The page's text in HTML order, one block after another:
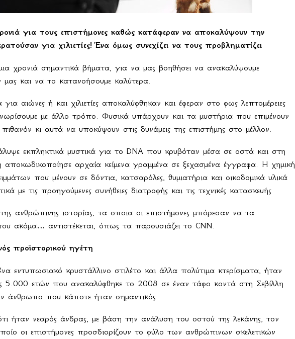
για τους επιστήμονες καθώς κατάφεραν να αποκαλύψουν την
για χιλιετίες! Ένα όμως συνεχίζει να τους προβληματίζει
χρονιά σημαντικά βήματα, για να μας βοηθήσει να ανακαλύψουμε
και να το κατανοήσουμε καλύτερα.
αιώνες ή και χιλιετίες αποκαλύφθηκαν και έφεραν στο φως λεπτομέρειες
με άλλο τρόπο. Φυσικά υπάρχουν και τα μυστήρια που επιμένουν
κι αυτά να υποκύψουν στις δυνάμεις της επιστήμης στο μέλλον.
εκπληκτικά μυστικά για το DNA που κρυβόταν μέσα σε οστά και στη
αρχαία κείμενα γραμμένα σε ξεχασμένα έγγραφα. Η χημική
που μένουν σε δόντια, κατσαρόλες, θυμιατήρια και οικοδομικά υλικά
με τις προηγούμενες συνήθειες διατροφής και τις τεχνικές κατασκευής
ανθρώπινης ιστορίας, τα οποια οι επιστήμονες μπόρεσαν να τα
ακόμα… αντιστέκεται, όπως τα παρουσιάζει το CNN.
προϊστορικού ηγέτη
εντυπωσιακό κρυστάλλινο στιλέτο και άλλα πολύτιμα κτερίσματα, ήταν
5.000 ετών που ανακαλύφθηκε το 2008 σε έναν τάφο κοντά στη Σεβίλλη
άνθρωπο που κάποτε ήταν σημαντικός.
ήταν νεαρός άνδρας, με βάση την ανάλυση του οστού της λεκάνης, τον
οι επιστήμονες προσδιορίζουν το φύλο των ανθρώπινων σκελετικών